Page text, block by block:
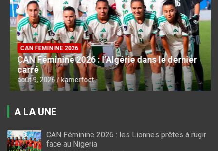
CAN FEMININE 2026
CAN Féminine 2026 : l’Algérie dans le dernier
carré
août 9, 2026 kamerfoot
A LA UNE
CAN Féminine 2026 : les Lionnes prêtes à rugir
face au Nigeria